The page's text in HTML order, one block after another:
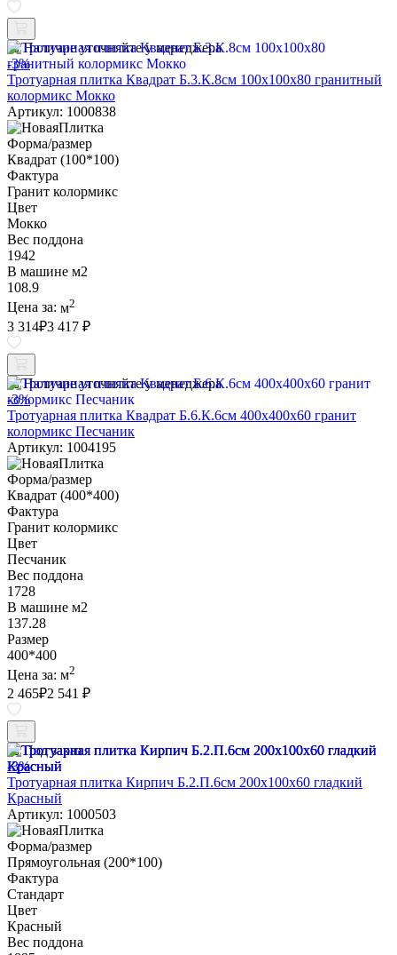
Наличие уточняйте у менеджера
-3%
Тротуарная плитка Квадрат Б.3.К.8см 100х100х80 гранитный
колормикс Мокко
Артикул: 1000838
Форма/размер
Квадрат (100*100)
Фактура
Гранит колормикс
Цвет
Мокко
Вес поддона
1942
В машине м2
108.9
Цена за: м2
3 314₽3 417 ₽
Наличие уточняйте у менеджера
-3%
Тротуарная плитка Квадрат Б.6.К.6см 400х400х60 гранит
колормикс Песчаник
Артикул: 1004195
Форма/размер
Квадрат (400*400)
Фактура
Гранит колормикс
Цвет
Песчаник
Вес поддона
1728
В машине м2
137.28
Размер
400*400
Цена за: м2
2 465₽2 541 ₽
Под заказ
-3%
Тротуарная плитка Кирпич Б.2.П.6см 200х100х60 гладкий
Красный
Артикул: 1000503
Форма/размер
Прямоугольная (200*100)
Фактура
Стандарт
Цвет
Красный
Вес поддона